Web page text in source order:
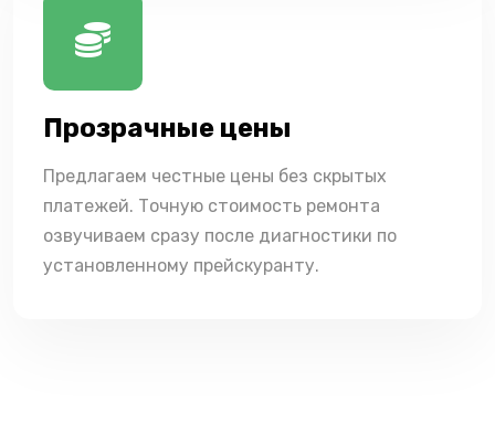
Прозрачные цены
Предлагаем честные цены без скрытых
платежей. Точную стоимость ремонта
озвучиваем сразу после диагностики по
установленному прейскуранту.